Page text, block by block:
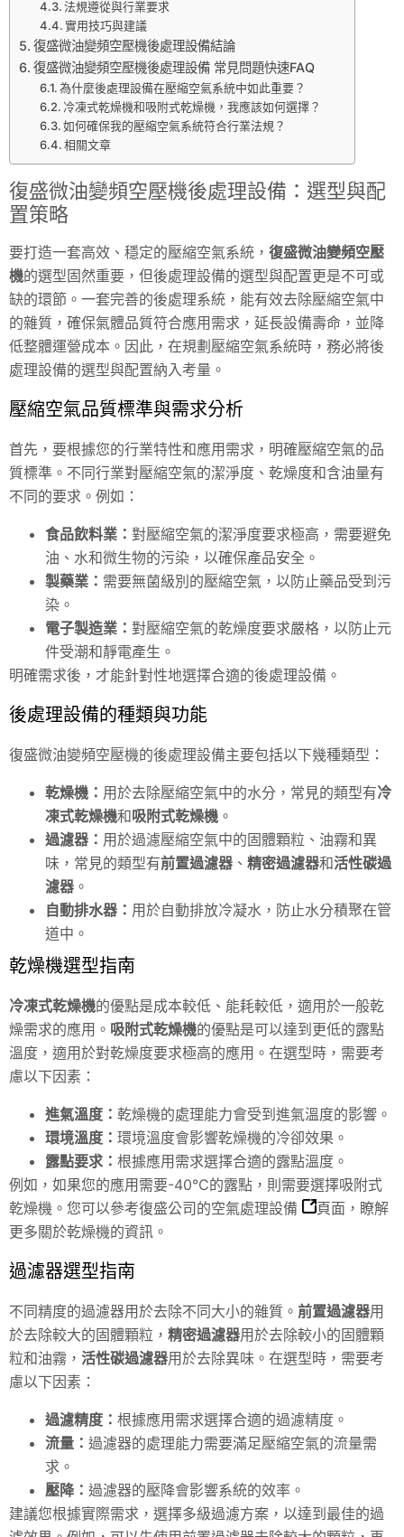
法規遵從與行業要求
實用技巧與建議
復盛微油變頻空壓機後處理設備結論
復盛微油變頻空壓機後處理設備 常見問題快速FAQ
為什麼後處理設備在壓縮空氣系統中如此重要？
冷凍式乾燥機和吸附式乾燥機，我應該如何選擇？
如何確保我的壓縮空氣系統符合行業法規？
相關文章
復盛微油變頻空壓機後處理設備：選型與配
置策略
要打造一套高效、穩定的壓縮空氣系統， 復盛微油變頻空壓
機的選型固然重要，但後處理設備的選型與配置更是不可或
缺的環節。一套完善的後處理系統，能有效去除壓縮空氣中
的雜質，確保氣體品質符合應用需求，延長設備壽命，並降
低整體運營成本。因此，在規劃壓縮空氣系統時，務必將後
處理設備的選型與配置納入考量。
壓縮空氣品質標準與需求分析
首先，要根據您的行業特性和應用需求，明確壓縮空氣的品
質標準。不同行業對壓縮空氣的潔淨度、乾燥度和含油量有
不同的要求。例如：
食品飲料業： 對壓縮空氣的潔淨度要求極高，需要避免
油、水和微生物的污染，以確保產品安全。
製藥業： 需要無菌級別的壓縮空氣，以防止藥品受到污
染。
電子製造業： 對壓縮空氣的乾燥度要求嚴格，以防止元
件受潮和靜電產生。
明確需求後，才能針對性地選擇合適的後處理設備。
後處理設備的種類與功能
復盛微油變頻空壓機的後處理設備主要包括以下幾種類型：
乾燥機 ： 用於去除壓縮空氣中的水分，常見的類型有冷
凍式乾燥機和吸附式乾燥機 。
過濾器 ： 用於過濾壓縮空氣中的固體顆粒、油霧和異
味，常見的類型有前置過濾器 、 精密過濾器和活性碳過
濾器 。
自動排水器： 用於自動排放冷凝水，防止水分積聚在管
道中。
乾燥機選型指南
冷凍式乾燥機的優點是成本較低、能耗較低，適用於一般乾
燥需求的應用。 吸附式乾燥機的優點是可以達到更低的露點
溫度，適用於對乾燥度要求極高的應用。在選型時，需要考
慮以下因素：
進氣溫度： 乾燥機的處理能力會受到進氣溫度的影響。
環境溫度： 環境溫度會影響乾燥機的冷卻效果。
露點要求： 根據應用需求選擇合適的露點溫度。
例如，如果您的應用需要-40°C的露點，則需要選擇吸附式
乾燥機。您可以參考復盛公司的空氣處理設備
頁面，瞭解
更多關於乾燥機的資訊。
過濾器選型指南
不同精度的過濾器用於去除不同大小的雜質。 前置過濾器用
於去除較大的固體顆粒， 精密過濾器用於去除較小的固體顆
粒和油霧， 活性碳過濾器用於去除異味。在選型時，需要考
慮以下因素：
過濾精度： 根據應用需求選擇合適的過濾精度。
流量： 過濾器的處理能力需要滿足壓縮空氣的流量需
求。
壓降： 過濾器的壓降會影響系統的效率。
建議您根據實際需求，選擇多級過濾方案，以達到最佳的過